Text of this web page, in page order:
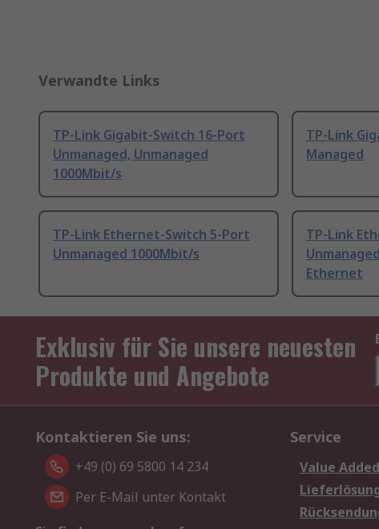
Verwandte Links
TP-Link Gigabit-Switch 16-Port
Unmanaged, Unmanaged
1000Mbit/s
TP-Link
Managed
TP-Link Ethernet-Switch 5-Port
Unmanaged 1000Mbit/s
TP-Link
Ethernet
Exklusiv für Sie unsere neuesten
Produkte und Angebote
Kontaktieren Sie uns:
+49 (0) 69 5800 14 234
Per E-Mail unter Kontakt
Service
Value